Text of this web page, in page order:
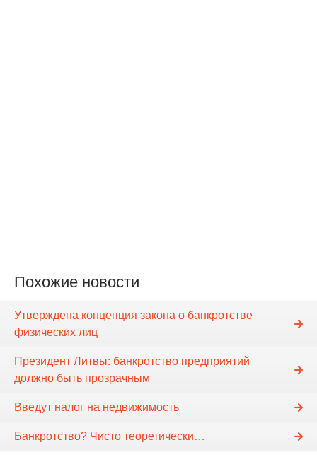
Похожие новости
Утверждена концепция закона о банкротстве
физических лиц
Президент Литвы: банкротство предприятий
должно быть прозрачным
Введут налог на недвижимость
Банкротство? Чисто теоретически…